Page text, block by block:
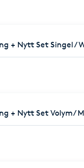
+ Nytt Set Singel /
+ Nytt Set Volym/